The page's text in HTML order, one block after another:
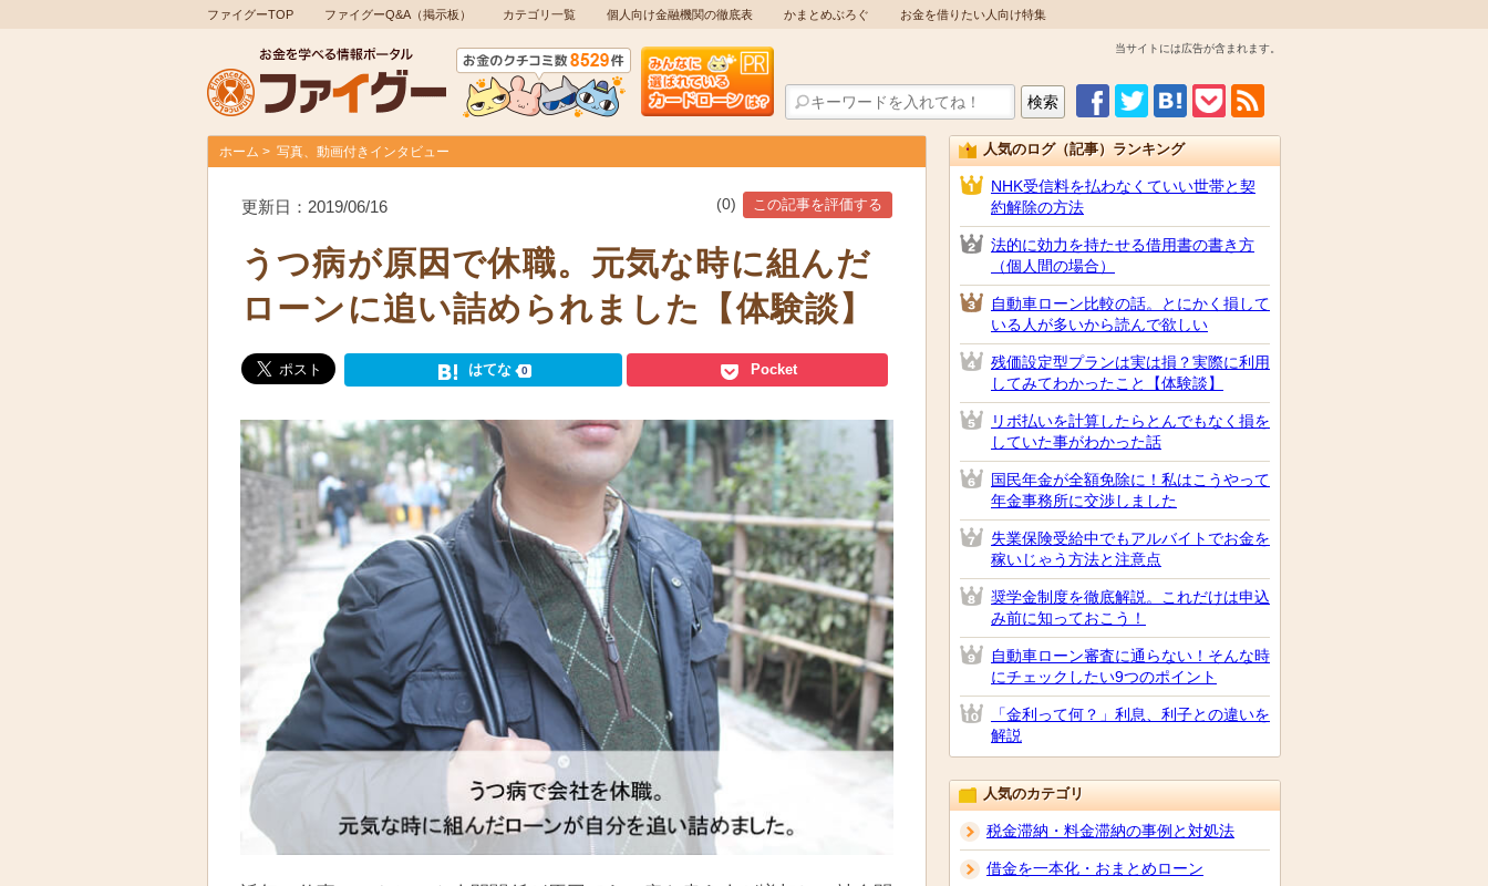
ファイグーTOP ファイグーQ&A（掲示板） カテゴリ一覧 個人向け金融機関の徹底表 かまとめぶろぐ お金を借りたい人向け特集
当サイトには広告が含まれます。
ホーム 写真、動画付きインタビュー
更新日：2019/06/16
うつ病が原因で休職。元気な時に組んだ
ローンに追い詰められました【体験談】
はてな 0 Pocket
(0) この記事を評価する
人気のログ（記事）ランキング
NHK受信料を払わなくていい世帯と契
約解除の方法
法的に効力を持たせる借用書の書き方
（個人間の場合）
自動車ローン比較の話。とにかく損して
いる人が多いから読んで欲しい
残価設定型プランは実は損？実際に利用
してみてわかったこと【体験談】
リボ払いを計算したらとんでもなく損を
していた事がわかった話
国民年金が全額免除に！私はこうやって
年金事務所に交渉しました
失業保険受給中でもアルバイトでお金を
稼いじゃう方法と注意点
奨学金制度を徹底解説。これだけは申込
み前に知っておこう！
自動車ローン審査に通らない！そんな時
にチェックしたい9つのポイント
「金利って何？」利息、利子との違いを
解説
人気のカテゴリ
税金滞納・料金滞納の事例と対処法
借金を一本化・おまとめローン